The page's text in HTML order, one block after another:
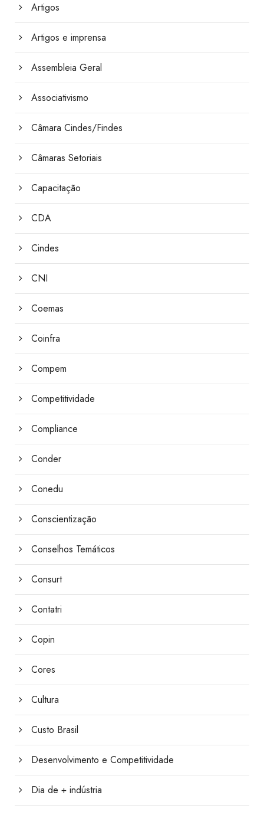
Artigos
Artigos e imprensa
Assembleia Geral
Associativismo
Câmara Cindes/Findes
Câmaras Setoriais
Capacitação
CDA
Cindes
CNI
Coemas
Coinfra
Compem
Competitividade
Compliance
Conder
Conedu
Conscientização
Conselhos Temáticos
Consurt
Contatri
Copin
Cores
Cultura
Custo Brasil
Desenvolvimento e Competitividade
Dia de + indústria